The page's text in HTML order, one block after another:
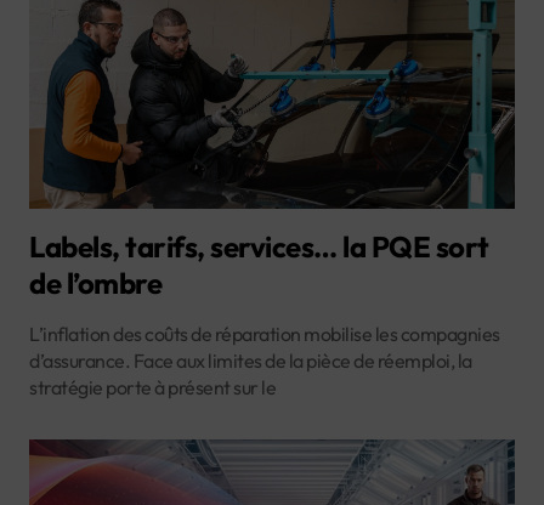
Labels, tarifs, services… la PQE sort
de l’ombre
L’inflation des coûts de réparation mobilise les compagnies
d’assurance. Face aux limites de la pièce de réemploi, la
stratégie porte à présent sur le